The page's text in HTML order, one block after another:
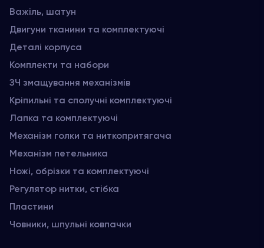
Важіль, шатун
Двигуни тканини та комплектуючі
Деталі корпуса
Комплекти та набори
ЗЧ змащування механізмів
Кріпильні та сполучні комплектуючі
Лапка та комплектуючі
Механізм голки та ниткопритягача
Механізм петельника
Ножі, обрізки та комплектуючі
Регулятор нитки, стібка
Пластини
Човники, шпульні ковпачки